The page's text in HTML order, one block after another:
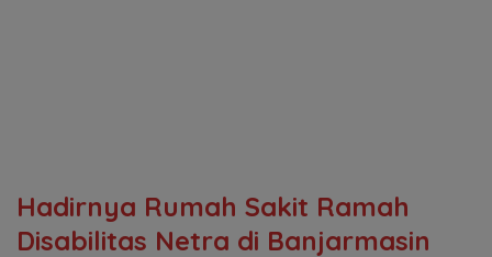
Hadirnya Rumah Sakit Ramah
Disabilitas Netra di Banjarmasin